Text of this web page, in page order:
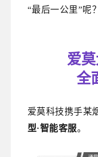
“最后一公里”呢？
爱
全
爱莫科技携手某
型·智能客服。